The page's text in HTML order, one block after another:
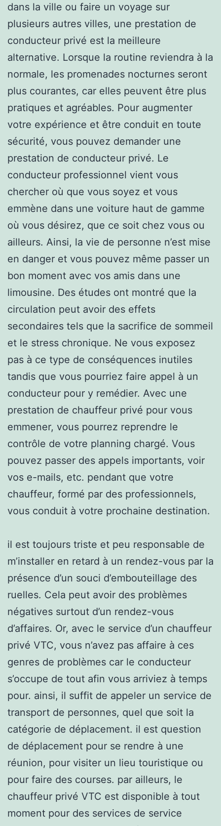
dans la ville ou faire un voyage sur
plusieurs autres villes, une prestation de
conducteur privé est la meilleure
alternative. Lorsque la routine reviendra à la
normale, les promenades nocturnes seront
plus courantes, car elles peuvent être plus
pratiques et agréables. Pour augmenter
votre expérience et être conduit en toute
sécurité, vous pouvez demander une
prestation de conducteur privé. Le
conducteur professionnel vient vous
chercher où que vous soyez et vous
emmène dans une voiture haut de gamme
où vous désirez, que ce soit chez vous ou
ailleurs. Ainsi, la vie de personne n’est mise
en danger et vous pouvez même passer un
bon moment avec vos amis dans une
limousine. Des études ont montré que la
circulation peut avoir des effets
secondaires tels que la sacrifice de sommeil
et le stress chronique. Ne vous exposez
pas à ce type de conséquences inutiles
tandis que vous pourriez faire appel à un
conducteur pour y remédier. Avec une
prestation de chauffeur privé pour vous
emmener, vous pourrez reprendre le
contrôle de votre planning chargé. Vous
pouvez passer des appels importants, voir
vos e-mails, etc. pendant que votre
chauffeur, formé par des professionnels,
vous conduit à votre prochaine destination.
il est toujours triste et peu responsable de
m’installer en retard à un rendez-vous par la
présence d’un souci d’embouteillage des
ruelles. Cela peut avoir des problèmes
négatives surtout d’un rendez-vous
d’affaires. Or, avec le service d’un chauffeur
privé VTC, vous n’avez pas affaire à ces
genres de problèmes car le conducteur
s’occupe de tout afin vous arriviez à temps
pour. ainsi, il suffit de appeler un service de
transport de personnes, quel que soit la
catégorie de déplacement. il est question
de déplacement pour se rendre à une
réunion, pour visiter un lieu touristique ou
pour faire des courses. par ailleurs, le
chauffeur privé VTC est disponible à tout
moment pour des services de service